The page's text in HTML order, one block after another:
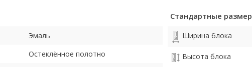
Эмаль
Остеклённое полотно
Стандартные
Ширина блока
Высота блока